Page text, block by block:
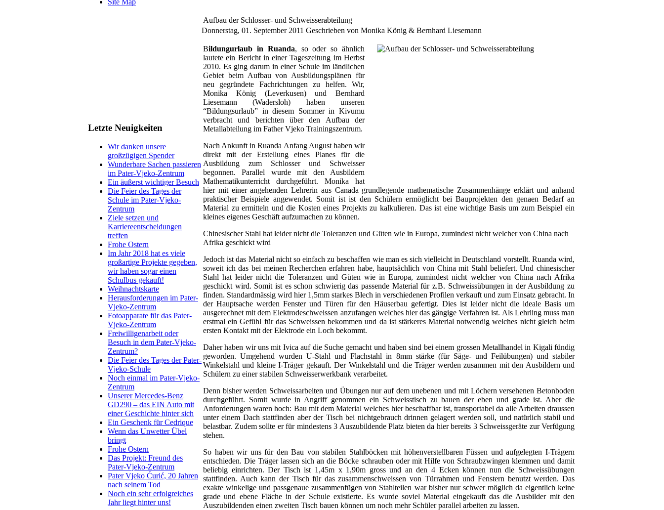
Site Map
Letzte Neuigkeiten
Wir danken unsere
großzügigen Spender
Wunderbare Sachen passieren
im Pater-Vjeko-Zentrum
Ein äußerst wichtiger Besuch
Die Feier des Tages der
Schule im Pater-Vjeko-
Zentrum
Ziele setzen und
Karriereentscheidungen
treffen
Frohe Ostern
Im Jahr 2018 hat es viele
großartige Projekte gegeben,
wir haben sogar einen
Schulbus gekauft!
Weihnachtskarte
Herausforderungen im Pater-
Vjeko-Zentrum
Fotoapparate für das Pater-
Vjeko-Zentrum
Freiwilligenarbeit oder
Besuch in dem Pater-Vjeko-
Zentrum?
Die Feier des Tages der Pater-
Vjeko-Schule
Noch einmal im Pater-Vjeko-
Zentrum
Unserer Mercedes-Benz
GD290 – das EIN Auto mit
einer Geschichte hinter sich
Ein Geschenk für Cedrique
Wenn das Unwetter Übel
bringt
Frohe Ostern
Das Projekt: Freund des
Pater-Vjeko-Zentrum
Pater Vjeko Ćurić, 20 Jahren
nach seinem Tod
Noch ein sehr erfolgreiches
Jahr liegt hinter uns!
Aufbau der Schlosser- und Schweisserabteilung
Donnerstag, 01. September 2011 Geschrieben von Monika König & Bernhard Liesemann
Bildungurlaub in Ruanda, so oder so ähnlich
lautete ein Bericht in einer Tageszeitung im Herbst
2010. Es ging darum in einer Schule im ländlichen
Gebiet beim Aufbau von Ausbildungsplänen für
neu gegründete Fachrichtungen zu helfen. Wir,
Monika König (Leverkusen) und Bernhard
Liesemann (Wadersloh) haben unseren
“Bildungsurlaub” in diesem Sommer in Kivumu
verbracht und berichten über den Aufbau der
Metallabteilung im Father Vjeko Trainingszentrum.
Nach Ankunft in Ruanda Anfang August haben wir
direkt mit der Erstellung eines Planes für die
Ausbildung zum Schlosser und Schweisser
begonnen. Parallel wurde mit den Ausbildern
Mathematikunterricht durchgeführt. Monika hat
hier mit einer angehenden Lehrerin aus Canada grundlegende mathematische Zusammenhänge erklärt und anhand
praktischer Beispiele angewendet. Somit ist ist den Schülern ermöglicht bei Bauprojekten den genaen Bedarf an
Material zu ermitteln und die Kosten eines Projekts zu kalkulieren. Das ist eine wichtige Basis um zum Beispiel ein
kleines eigenes Geschäft aufzumachen zu können.
Chinesischer Stahl hat leider nicht die Toleranzen und Güten wie in Europa, zumindest nicht welcher von China nach
Afrika geschickt wird
Jedoch ist das Material nicht so einfach zu beschaffen wie man es sich vielleicht in Deutschland vorstellt. Ruanda wird,
soweit ich das bei meinen Recherchen erfahren habe, hauptsächlich von China mit Stahl beliefert. Und chinesischer
Stahl hat leider nicht die Toleranzen und Güten wie in Europa, zumindest nicht welcher von China nach Afrika
geschickt wird. Somit ist es schon schwierig das passende Material für z.B. Schweissübungen in der Ausbildung zu
finden. Standardmässig wird hier 1,5mm starkes Blech in verschiedenen Profilen verkauft und zum Einsatz gebracht. In
der Hauptsache werden Fenster und Türen für den Häuserbau gefertigt. Dies ist leider nicht die ideale Basis um
ausgerechnet mit dem Elektrodeschweissen anzufangen welches hier das gängige Verfahren ist. Als Lehrling muss man
erstmal ein Gefühl für das Schweissen bekommen und da ist stärkeres Material notwendig welches nicht gleich beim
ersten Kontakt mit der Elektrode ein Loch bekommt.
Daher haben wir uns mit Ivica auf die Suche gemacht und haben sind bei einem grossen Metallhandel in Kigali fündig
geworden. Umgehend wurden U-Stahl und Flachstahl in 8mm stärke (für Säge- und Feilübungen) und stabiler
Winkelstahl und kleine I-Träger gekauft. Der Winkelstahl und die Träger werden zusammen mit den Ausbildern und
Schülern zu einer stabilen Schweisserwerkbank verarbeitet.
Denn bisher werden Schweissarbeiten und Übungen nur auf dem unebenen und mit Löchern versehenen Betonboden
durchgeführt. Somit wurde in Angriff genommen ein Schweisstisch zu bauen der eben und grade ist. Aber die
Anforderungen waren hoch: Bau mit dem Material welches hier beschaffbar ist, transportabel da alle Arbeiten draussen
unter einem Dach stattfinden aber der Tisch bei nichtgebrauch drinnen gelagert werden soll, und natürlich stabil und
belastbar. Zudem sollte er für mindestens 3 Auszubildende Platz bieten da hier bereits 3 Schweissgeräte zur Verfügung
stehen.
So haben wir uns für den Bau von stabilen Stahlböcken mit höhenverstellbaren Füssen und aufgelegten I-Trägern
entschieden. Die Träger lassen sich an die Böcke schrauben oder mit Hilfe von Schraubzwingen klemmen und damit
beliebig einrichten. Der Tisch ist 1,45m x 1,90m gross und an den 4 Ecken können nun die Schweissübungen
stattfinden. Auch kann der Tisch für das zusammenschweissen von Türrahmen und Fenstern benutzt werden. Das
exakte winkelige und passgenaue zusammenfügen von Stahlteilen war bisher nur schwer möglich da eigentlich keine
grade und ebene Fläche in der Schule existierte. Es wurde soviel Material eingekauft das die Ausbilder mit den
Auszubildenden einen zweiten Tisch bauen können um noch mehr Schüler parallel arbeiten zu lassen.